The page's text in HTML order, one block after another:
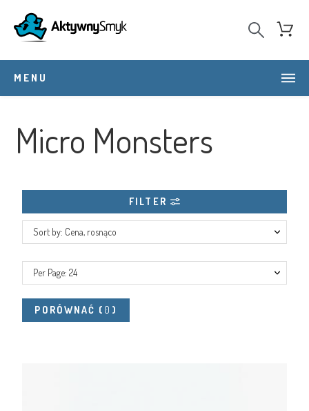
MENU
Micro Monsters
FILTER
Sort by: Cena, rosnąco
PORÓWNAĆ ( 0 )
Per Page: 24